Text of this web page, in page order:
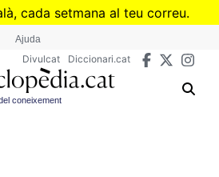
Vés
cada setmana al teu correu.
al butlletí de Divulcat
Ajuda
Divulcat Diccionari.cat
coneixement